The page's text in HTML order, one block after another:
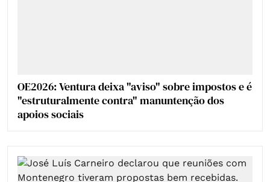
OE2026: Ventura deixa "aviso" sobre impostos e é
"estruturalmente contra" manuntenção dos
apoios sociais